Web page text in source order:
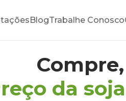
BlogTrabalhe Conosco
da